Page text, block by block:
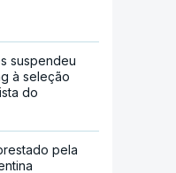
suspendeu
à seleção
do
pela